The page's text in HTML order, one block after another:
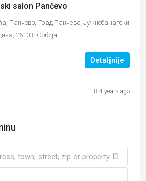
salon Pančevo
Панчево, Град Панчево, Јужнобанатски
26103, Србија
Detaljnije
4 years ago